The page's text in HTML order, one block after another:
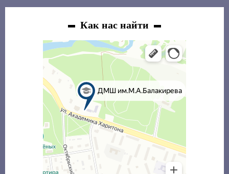
Как нас найти